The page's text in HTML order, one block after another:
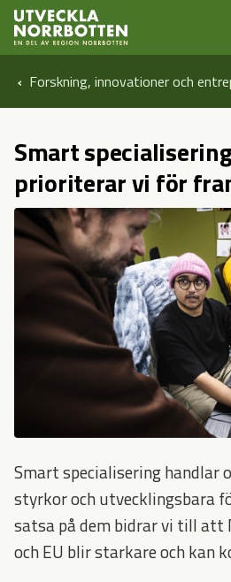
Öppna sidans huvudnavigering
Hoppa till sidans innehåll
Hoppa direkt till artikel
Forskning, innovationer och
Smart
prioriterar vi för
Smart specialisering handlar
styrkor och utvecklingsbara
satsa på dem bidrar vi till att
och EU blir starkare och kan